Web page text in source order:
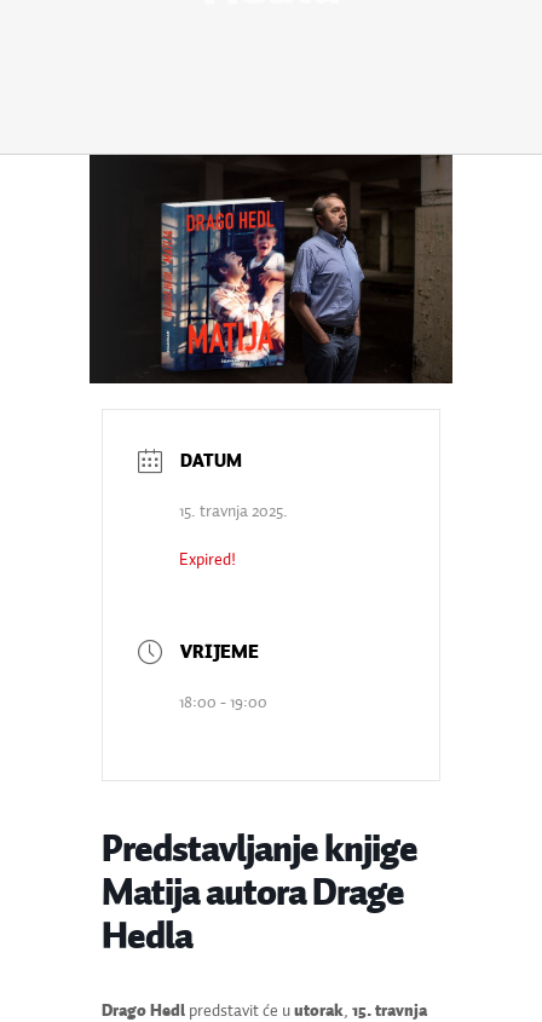
15. travnja 2025.
Expired!
18:00 - 19:00
Predstavljanje knjige
Matija autora Drage
Hedla
Drago Hedlpredstavit će u utorak, 15. travnja